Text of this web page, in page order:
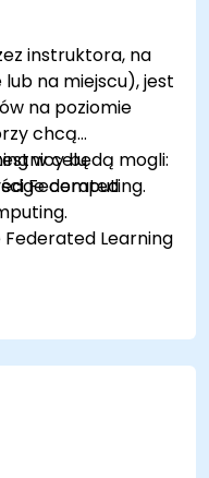
instruktora, na
na miejscu), jest
na poziomie
chcą
w celu
computing.
będą mogli:
Federated
Learning
rzeczywistym
z